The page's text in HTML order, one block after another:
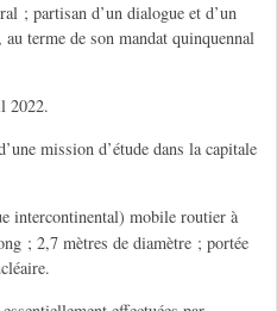
; partisan d’un dialogue et d’un
terme de son mandat quinquennal
2022.
mission d’étude dans la capitale
intercontinental) mobile routier à
; 2,7 mètres de diamètre ; portée